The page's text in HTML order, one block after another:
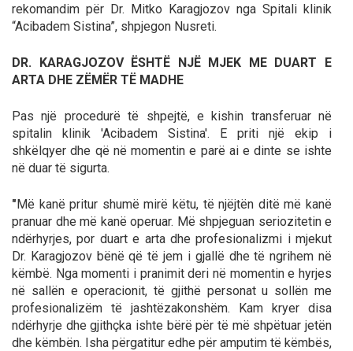
rekomandim për Dr. Mitko Karagjozov nga Spitali klinik
“Acibadem Sistina”, shpjegon Nusreti.
DR. KARAGJOZOV ËSHTË NJË MJEK ME DUART E
ARTA DHE ZËMËR TË MADHE
Pas një procedurë të shpejtë, e kishin transferuar në
spitalin klinik 'Acibadem Sistina'. E priti një ekip i
shkëlqyer dhe që në momentin e parë ai e dinte se ishte
në duar të sigurta.
"Më kanë pritur shumë mirë këtu, të njëjtën ditë më kanë
pranuar dhe më kanë operuar. Më shpjeguan seriozitetin e
ndërhyrjes, por duart e arta dhe profesionalizmi i mjekut
Dr. Karagjozov bënë që të jem i gjallë dhe të ngrihem në
këmbë. Nga momenti i pranimit deri në momentin e hyrjes
në sallën e operacionit, të gjithë personat u sollën me
profesionalizëm të jashtëzakonshëm. Kam kryer disa
ndërhyrje dhe gjithçka ishte bërë për të më shpëtuar jetën
dhe këmbën. Isha përgatitur edhe për amputim të këmbës,